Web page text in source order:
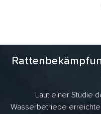
Laut einer Studie
Wasserbetriebe erreichte